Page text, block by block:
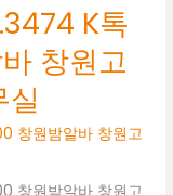
K톡
창원고
실
창원밤알바 창원고